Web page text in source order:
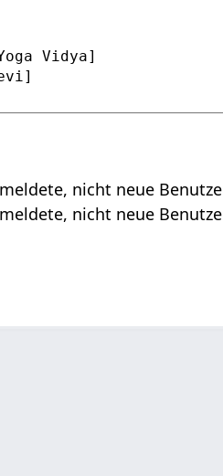
nicht neue
nicht neue